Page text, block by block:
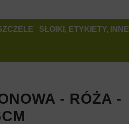
SŁOIKI, ETYKIETY, INNE
- RÓŻA -